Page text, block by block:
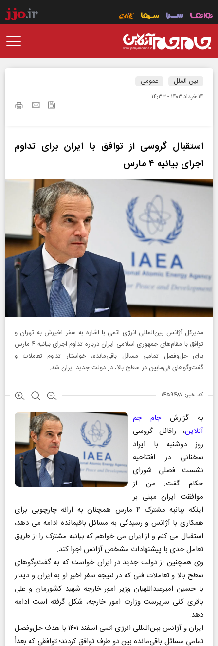
بین الملل عمومی
۱۴ خرداد ۱۴۰۳ - ۱۴:۳۳
استقبال گروسی از توافق با ایران برای تداوم
اجرای بیانیه ۴ مارس
مدیرکل آژانس بین‌المللی انرژی اتمی با اشاره به سفر اخیرش به تهران و
توافق با مقام‌های جمهوری اسلامی ایران درباره تداوم اجرای بیانیه ۴ مارس
برای حل‌وفصل تمامی مسائل باقی‌مانده، خواستار تداوم تعاملات و
گفت‌وگوهای فی‌مابین در سطح بالا، در دولت جدید ایران شد.
کد خبر: ۱۴۵۹۴۸۷
به گزارشجام جم
آنلاین، رافائل گروسی
روز دوشنبه با ایراد
سخنانی در افتتاحیه
نشست فصلی شورای
حکام گفت: من از
موافقت ایران مبنی بر
اینکه بیانیه مشترک ۴ مارس همچنان به ارائه چارچوبی برای
همکاری با آژانس و رسیدگی به مسائل باقیمانده ادامه می دهد،
استقبال می کنم و از ایران می خواهم که بیانیه مشترک را از طریق
تعامل جدی با پیشنهادات مشخص آژانس اجرا کند.
وی همچنین از دولت جدید در ایران خواست که به گفت‌وگوهای
سطح بالا و تعاملات فنی که در نتیجه سفر اخیر او به ایران و دیدار
با حسین امیرعبداللهیان وزیر امور خارجه شهید کشورمان و علی
باقری کنی سرپرست وزارت امور خارجه، شکل گرفته است ادامه
دهد.
ایران و آژانس بین‌المللی انرژی اتمی اسفند ۱۴۰۱ با هدف حل‌وفصل
تمامی مسائل باقی‌مانده بین دو طرف توافق کردند؛ توافقی که بعداً